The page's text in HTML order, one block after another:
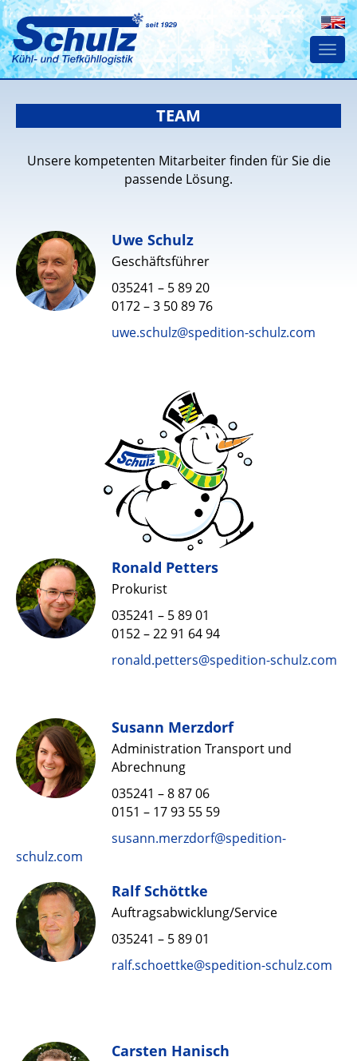
TEAM
Unsere kompetenten Mitarbeiter finden für Sie die
passende Lösung.
Uwe Schulz
Geschäftsführer
035241 – 5 89 20
0172 – 3 50 89 76
uwe.schulz@spedition-schulz.com
Ronald Petters
Prokurist
035241 – 5 89 01
0152 – 22 91 64 94
ronald.petters@spedition-schulz.com
Susann Merzdorf
Administration Transport und
Abrechnung
035241 – 8 87 06
0151 – 17 93 55 59
susann.merzdorf@spedition-
schulz.com
Ralf Schöttke
Auftrags­abwicklung­/­Service
035241 – 5 89 01
ralf.schoettke@spedition-schulz.com
Carsten Hanisch